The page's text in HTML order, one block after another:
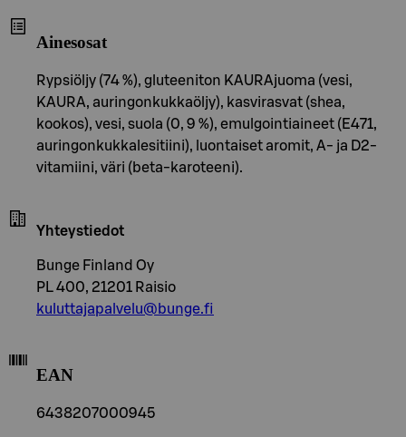
Ainesosat
Rypsiöljy (74 %), gluteeniton KAURAjuoma (vesi,
KAURA, auringonkukkaöljy), kasvirasvat (shea,
kookos), vesi, suola (0, 9 %), emulgointiaineet (E471,
auringonkukkalesitiini), luontaiset aromit, A- ja D2-
vitamiini, väri (beta-karoteeni).
Yhteystiedot
Bunge Finland Oy
PL 400, 21201 Raisio
kuluttajapalvelu@bunge.fi
EAN
6438207000945